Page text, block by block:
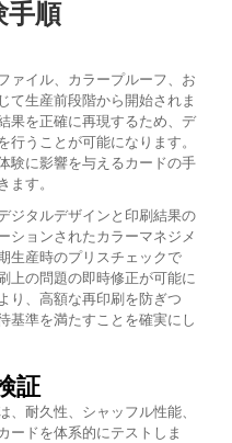
手順
ァイル、カラープルーフ、お
て生産前段階から開始されま
果を正確に再現するため、デ
うことが可能になります。
験に影響を与えるカードの手
ます。
ジタルデザインと印刷結果の
ションされたカラーマネジメ
生産時のプリスチェックで
上の問題の即時修正が可能に
り、高額な再印刷を防ぎつ
基準を満たすことを確実にし
証
、耐久性、シャッフル性能、
ードを体系的にテストしま